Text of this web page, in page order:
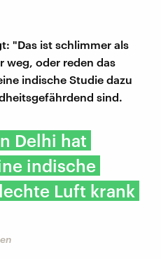
"Das ist schlimmer als
weg, oder reden das
indische Studie dazu
sind.
Delhi hat
indische
Luft krank